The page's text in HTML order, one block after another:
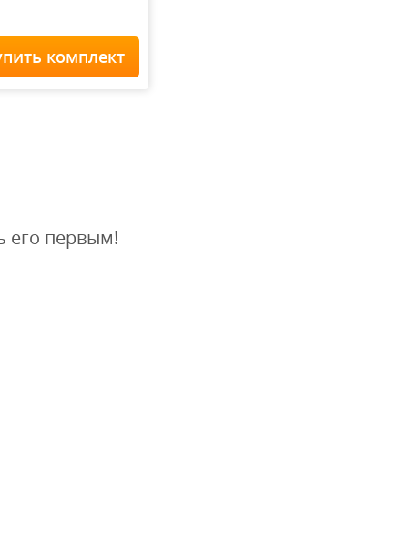
Staff
комплект
его первым!